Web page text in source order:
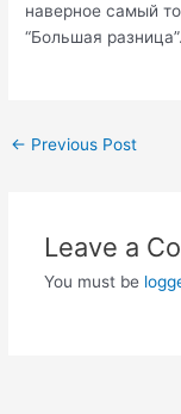
наверное самый
“Большая разница”.
Post
← Previous Post
Leave a
You must be